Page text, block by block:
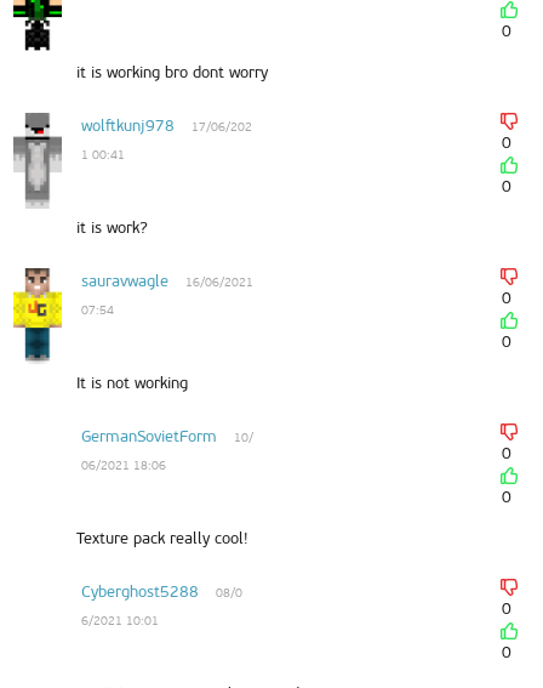
0
it is working bro dont worry
wolftkunj978
17/06/202
1 00:41
0
0
it is work?
sauravwagle
16/06/2021
07:54
0
0
It is not working
GermanSovietForm
10/
06/2021 18:06
0
0
Texture pack really cool!
Cyberghost5288
08/0
6/2021 10:01
0
0